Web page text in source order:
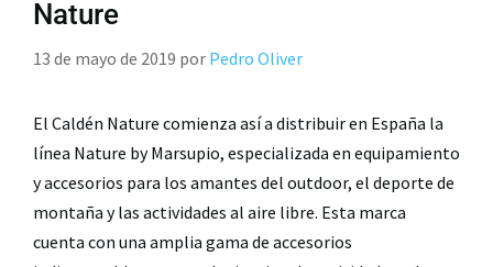
Nature
13 de mayo de 2019 por Pedro Oliver
El Caldén Nature comienza así a distribuir en España la
línea Nature by Marsupio, especializada en equipamiento
y accesorios para los amantes del outdoor, el deporte de
montaña y las actividades al aire libre. Esta marca
cuenta con una amplia gama de accesorios